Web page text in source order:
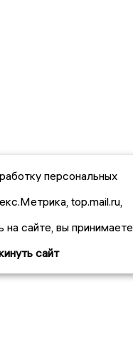
персональных
top.mail.ru,
сайте, вы принимаете
сайт